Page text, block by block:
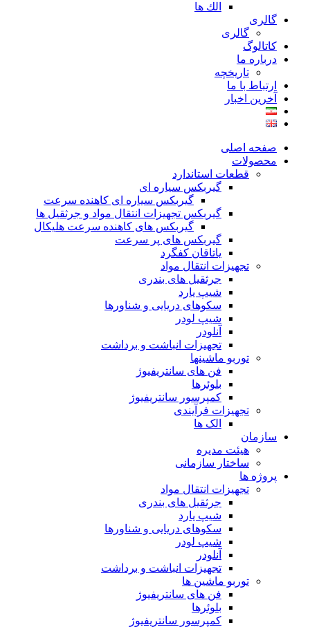
الك ها
گالری
گالری
کاتالوگ
درباره ما
تاريخچه
ارتباط با ما
آخرین اخبار
صفحه اصلی
محصولات
قطعات استاندارد
گيربكس سياره ای
گيربكس سياره ای كاهنده سرعت
گيربكس تجهيزات انتقال مواد و جرثقيل ها
گيربكس های كاهنده سرعت هليكال
گيربكس های پر سرعت
ياتاقان كفگرد
تجهیزات انتقال مواد
جرثقیل های بندری
شیپ یارد
سکوهای دریایی و شناورها
شیپ لودر
آنلودر
تجهیزات انباشت و برداشت
توربو ماشینها
فن های سانتریفیوژ
بلوئرها
کمپرسور سانتریفیوژ
تجهیزات فرآیندی
الک ها
سازمان
هيئت مديره
ساختار سازمانی
پروژه ها
تجهيزات انتقال مواد
جرثقيل های بندری
شيپ يارد
سكوهای دريايی و شناورها
شيپ لودر
آنلودر
تجهيزات انباشت و برداشت
توربو ماشين ها
فن های سانتريفيوژ
بلوئرها
کمپرسور سانتریفیوژ